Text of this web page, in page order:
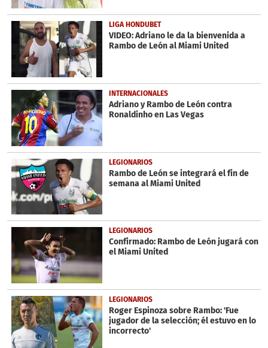
LIGA HONDUBET
VIDEO: Adriano le da la bienvenida a
Rambo de León al Miami United
INTERNACIONALES
Adriano y Rambo de León contra
Ronaldinho en Las Vegas
LEGIONARIOS
Rambo de León se integrará el fin de
semana al Miami United
LEGIONARIOS
Confirmado: Rambo de León jugará con
el Miami United
LEGIONARIOS
Roger Espinoza sobre Rambo: 'Fue
jugador de la selección; él estuvo en lo
incorrecto'